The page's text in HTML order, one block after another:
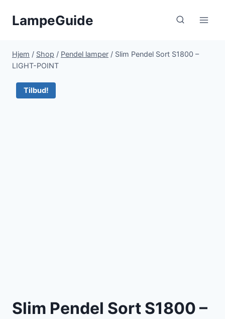
LampeGuide
Hjem / Shop / Pendel lamper / Slim Pendel Sort S1800 –
LIGHT-POINT
Tilbud!
Slim Pendel Sort S1800 –